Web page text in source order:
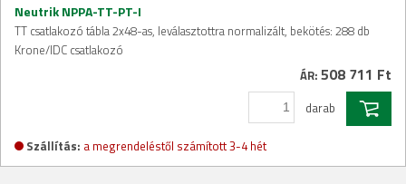
Neutrik NPPA-TT-PT-I
TT csatlakozó tábla 2x48-as, leválasztottra normalizált, bekötés: 288 db
Krone/IDC csatlakozó
ÁR: 508 711 Ft
darab
Szállítás: a megrendeléstől számított 3-4 hét